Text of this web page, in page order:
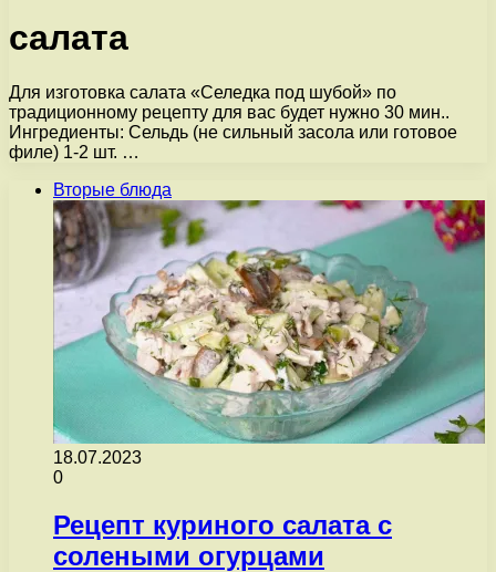
салата
Для изготовка салата «Селедка под шубой» по
традиционному рецепту для вас будет нужно 30 мин..
Ингредиенты: Сельдь (не сильный засола или готовое
филе) 1-2 шт. …
Вторые блюда
18.07.2023
0
Рецепт куриного салата с
солеными огурцами